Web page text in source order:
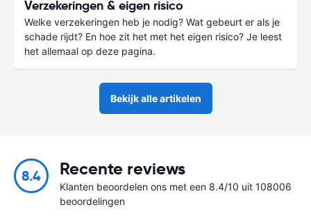
Verzekeringen & eigen risico
Welke verzekeringen heb je nodig? Wat gebeurt er als je
schade rijdt? En hoe zit het met het eigen risico? Je leest
het allemaal op deze pagina.
Bekijk alle artikelen
8.4 Recente reviews
Klanten beoordelen ons met een 8.4/10 uit 108006
beoordelingen